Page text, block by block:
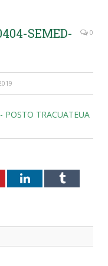
SEMED-
0
POSTO TRACUATEUA
LinkedInTumblr